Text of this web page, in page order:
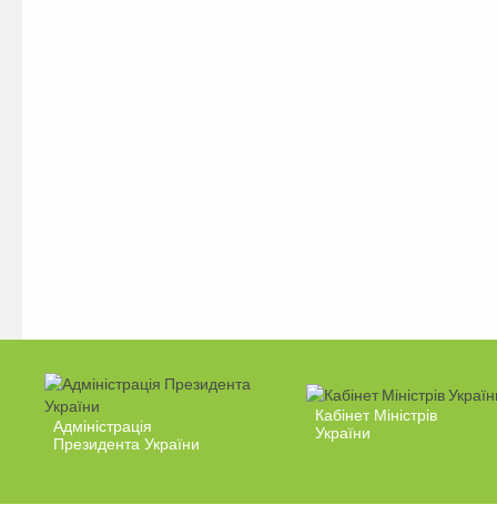
Адміністрація
Президента України
Кабінет Міністрів
України